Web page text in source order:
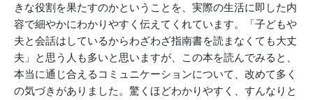
きな役割を果たすのかということを、実際の生活に即した内
容で細やかにわかりやすく伝えてくれています。「子どもや
夫と会話はしているからわざわざ指南書を読まなくても大丈
夫」と思う人も多いと思いますが、この本を読んでみると、
本当に通じ合えるコミュニケーションについて、改めて多く
の気づきがありました。驚くほどわかりやすく、すんなりと